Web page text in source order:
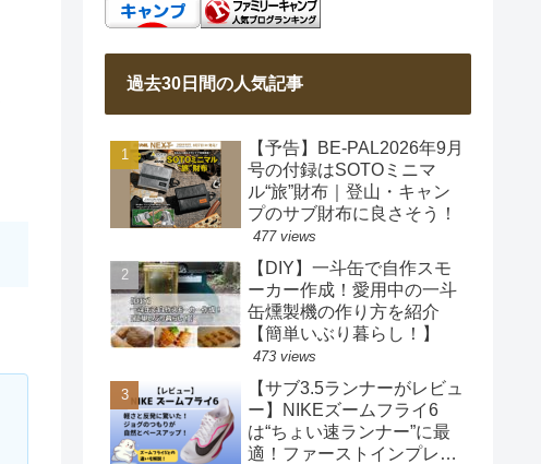
過去30日間の人気記事
【予告】BE-PAL2026年9月
号の付録はSOTOミニマ
ル“旅”財布｜登山・キャン
プのサブ財布に良さそう！
477 views
【DIY】一斗缶で自作スモ
ーカー作成！愛用中の一斗
缶燻製機の作り方を紹介
【簡単いぶり暮らし！】
473 views
【サブ3.5ランナーがレビュ
ー】NIKEズームフライ6
は“ちょい速ランナー”に最
適！ファーストインプレッ